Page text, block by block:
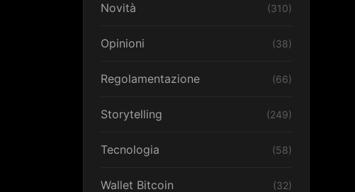
Novità (310)
Opinioni (38)
Regolamentazione (66)
Storytelling (249)
Tecnologia (58)
Wallet Bitcoin (32)